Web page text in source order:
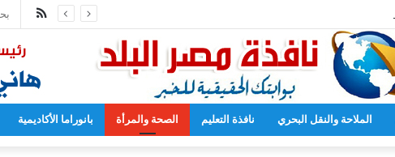
فى المدارس بدءا من العام المقبل
ملخص
الموقع
RSS
الملاحة والنقل البحري نافذة التعليم الصحة والمرأة بانوراما الأكاديمية